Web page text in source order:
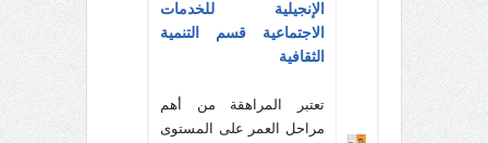
الإنجيلية للخدمات
الاجتماعية قسم التنمية
الثقافية
تعتبر المراهقة من أهم
مراحل العمر على المستوى